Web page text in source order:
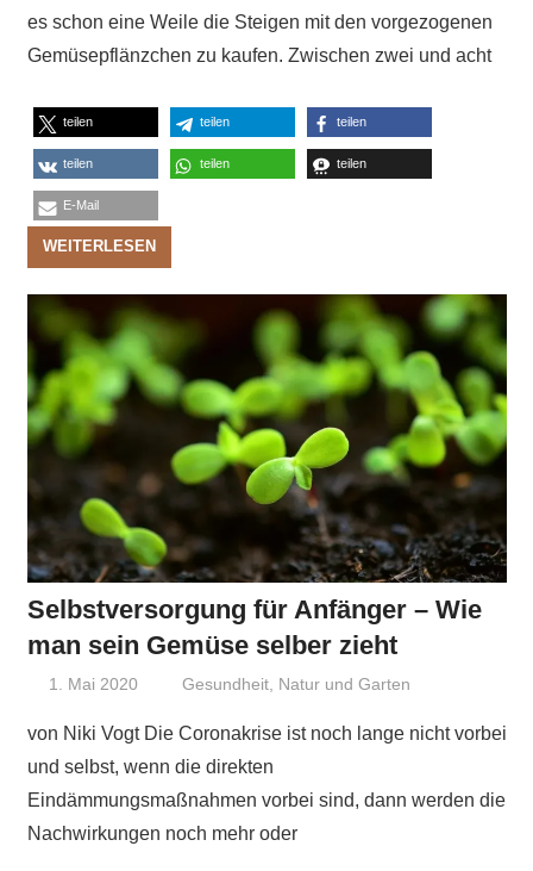
es schon eine Weile die Steigen mit den vorgezogenen
Gemüsepflänzchen zu kaufen. Zwischen zwei und acht
teilen teilen teilen
teilen teilen teilen
E-Mail
WEITERLESEN
Selbstversorgung für Anfänger – Wie
man sein Gemüse selber zieht
1. Mai 2020 Niki Vogt
Gesundheit, Natur und Garten
von Niki Vogt Die Coronakrise ist noch lange nicht vorbei
und selbst, wenn die direkten
Eindämmungsmaßnahmen vorbei sind, dann werden die
Nachwirkungen noch mehr oder